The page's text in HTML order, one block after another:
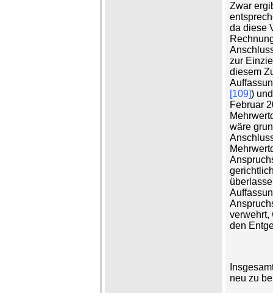
Zwar
da diese
zur
diesem
[109])
Februar
wäre
verwehrt,
den
neu zu